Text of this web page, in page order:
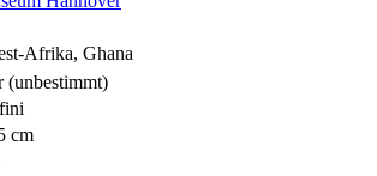
Afrika, Ghana
(unbestimmt)
cm